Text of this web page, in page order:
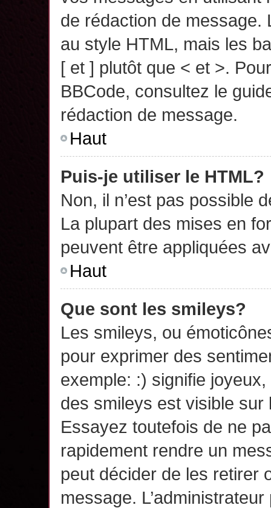
de rédaction de message.
au style HTML, mais les
[ et ] plutôt que < et >.
BBCode, consultez le
rédaction de message.
Haut
Puis-je utiliser le HTML?
Non, il n’est pas possible
La plupart des mises en
peuvent être appliquées
Haut
Que sont les smileys?
Les smileys, ou
pour exprimer des
exemple: :) signifie
des smileys est visible
Essayez toutefois de ne
rapidement rendre un
peut décider de les retirer
message.